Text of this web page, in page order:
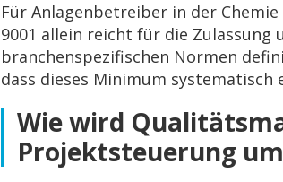
Für Anlagenbetreiber in der
9001 allein reicht für die Zulassung
branchenspezifischen Normen
dass dieses Minimum systematisch
Wie wird
Projektsteuerung